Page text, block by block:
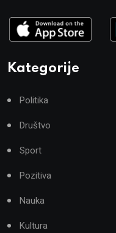
Kategorije
Politika
Društvo
Sport
Pozitiva
Nauka
Kultura